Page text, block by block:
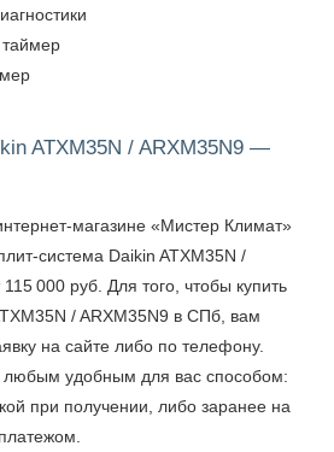
ATXM35N / ARXM35N9 —
магазине «Мистер Климат»
система Daikin ATXM35N /
000 руб. Для того, чтобы купить
/ ARXM35N9 в СПб , вам
на сайте либо по телефону.
любым удобным для вас способом:
при получении, либо заранее на